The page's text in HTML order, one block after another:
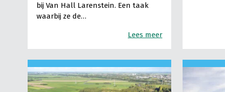
bij Van Hall Larenstein. Een taak
waarbij ze de…
Lees meer